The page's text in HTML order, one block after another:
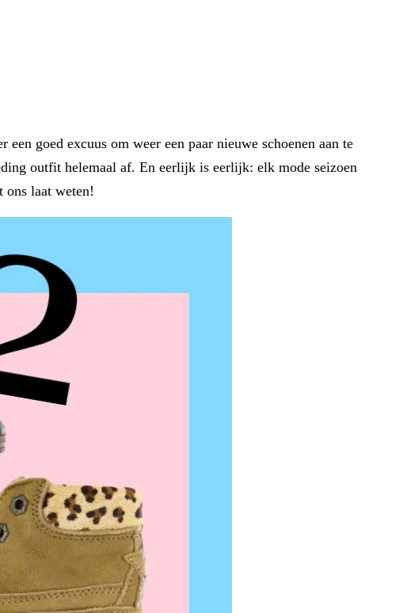
goed excuus om weer een paar nieuwe schoenen aan te
outfit helemaal af. En eerlijk is eerlijk: elk mode seizoen
laat weten!